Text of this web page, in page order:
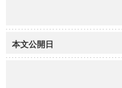
本文公開日